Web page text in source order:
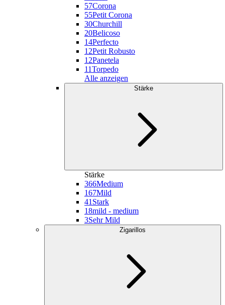
57Corona
55Petit Corona
30Churchill
20Belicoso
14Perfecto
12Petit Robusto
12Panetela
11Torpedo
Alle anzeigen
Stärke
Stärke
366Medium
167Mild
41 Stark
18mild - medium
3Sehr Mild
Zigarillos